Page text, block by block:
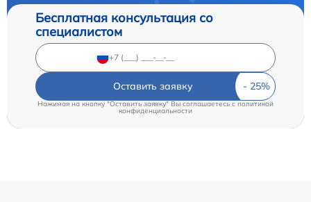
Бесплатная консультация со
специалистом
Оставить заявку
Нажимая на кнопку "Оставить заявку" Вы соглашаетесь cполитикой
конфиденциальности